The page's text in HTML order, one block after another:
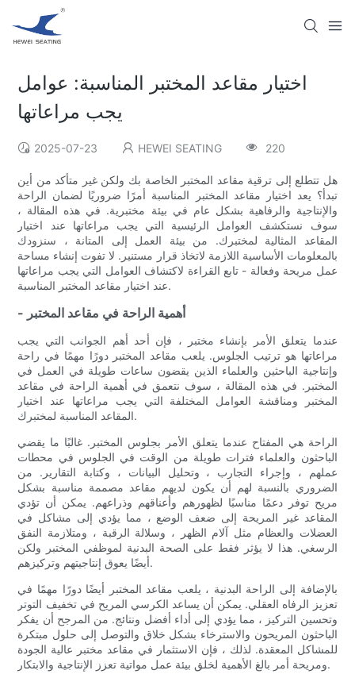
اختيار مقاعد المختبر المناسبة: عوامل
يجب مراعاتها
2025-07-23 HEWEI SEATING 220
هل تتطلع إلى ترقية مقاعد المختبر الخاصة بك ولكن غير متأكد من أين
تبدأ؟ يعد اختيار مقاعد المختبر المناسبة أمرًا ضروريًا لضمان الراحة
والإنتاجية والرفاهية بشكل عام في بيئة مختبرية. في هذه المقالة ،
سوف نستكشف العوامل الرئيسية التي يجب مراعاتها عند اختيار
المقاعد المثالية لمختبرك. من بيئة العمل إلى المتانة ، سنزودك
بالمعلومات الأساسية اللازمة لاتخاذ قرار مستنير. لا تفوت إنشاء مساحة
عمل مريحة وفعالة - تابع القراءة لاكتشاف العوامل التي يجب مراعاتها
عند اختيار مقاعد المختبر المناسبة.
- أهمية الراحة في مقاعد المختبر
عندما يتعلق الأمر بإنشاء مختبر ، فإن أحد أهم الجوانب التي يجب
مراعاتها هو ترتيب الجلوس. يلعب مقاعد المختبر دورًا مهمًا في راحة
وإنتاجية الباحثين والعلماء الذين يقضون ساعات طويلة في العمل في
المختبر. في هذه المقالة ، سوف نتعمق في أهمية الراحة في مقاعد
المختبر ومناقشة العوامل المختلفة التي يجب مراعاتها عند اختيار
المقاعد المناسبة لمختبرك.
الراحة هي المفتاح عندما يتعلق الأمر بجلوس المختبر. غالبًا ما يقضي
الباحثون والعلماء فترات طويلة من الوقت في الجلوس في محطات
عملهم ، وإجراء التجارب ، وتحليل البيانات ، وكتابة التقارير. من
الضروري بالنسبة لهم أن يكون لديهم مقاعد مصممة مناسبة بشكل
مريح توفر دعمًا مناسبًا لظهورهم وأعناقهم وذراعهم. يمكن أن تؤدي
المقاعد غير المريحة إلى ضعف الوضع ، مما يؤدي إلى مشاكل في
العضلات والعظام مثل آلام الظهر ، وسلالة الرقبة ، ومتلازمة النفق
الرسغي. هذا لا يؤثر فقط على الصحة البدنية لموظفي المختبر ولكن
أيضًا يعوق إنتاجيتهم وتركيزهم.
بالإضافة إلى الراحة البدنية ، يلعب مقاعد المختبر أيضًا دورًا مهمًا في
تعزيز الرفاه العقلي. يمكن أن يساعد الكرسي المريح في تخفيف التوتر
وتحسين التركيز ، مما يؤدي إلى أداء أفضل ونتائج. من المرجح أن يفكر
الباحثون المريحون والاسترخاء بشكل خلاق والتوصل إلى حلول مبتكرة
للمشاكل المعقدة. لذلك ، فإن الاستثمار في مقاعد مختبر عالية الجودة
ومريحة أمر بالغ الأهمية لخلق بيئة عمل مواتية تعزز الإنتاجية والابتكار.